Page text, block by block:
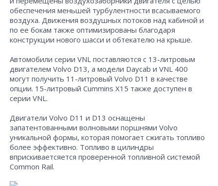
обеспечения меньшей турбулентности всасываемого
воздуха. Движения воздушных потоков над кабиной и
по ее бокам также оптимизированы благодаря
конструкции нового шасси и обтекателю на крыше.
Автомобили серии VNL поставляются с 13-литровым
двигателем Volvo D13, а модели Daycab и VNL 400
могут получить 11-литровый Volvo D11 в качестве
опции. 15-литровый Cummins X15 также доступен в
серии VNL.
Двигатели Volvo D11 и D13 оснащены
запатентованными волновыми поршнями Volvo
уникальной формы, которая помогает сжигать топливо
более эффективно. Топливо в цилиндры
вприскиваетсяется проверенной топливной системой
Common Rail.